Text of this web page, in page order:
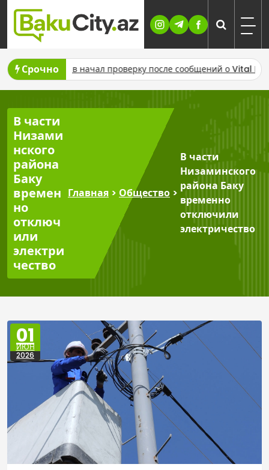
Skip
content
Срочно
Минздрав начал проверку после сообщений о Vital Hospital в
В части
Низами
нского
района
Баку
времен
но
отключ
или
электри
чество
Главная > Общество >
В части
Низаминского
района Баку
временно
отключили
электричество
01
ИЮН
2026